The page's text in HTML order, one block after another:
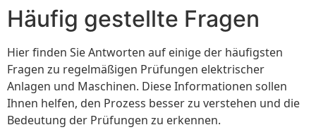
Häufig gestellte Fragen
Hier finden Sie Antworten auf einige der häufigsten
Fragen zu regelmäßigen Prüfungen elektrischer
Anlagen und Maschinen. Diese Informationen sollen
Ihnen helfen, den Prozess besser zu verstehen und die
Bedeutung der Prüfungen zu erkennen.